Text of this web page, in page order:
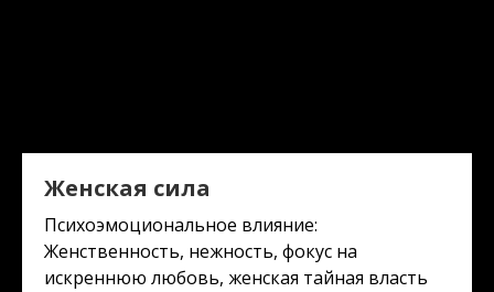
Женская сила
Психоэмоциональное влияние:
Женственность, нежность, фокус на
искреннюю любовь, женская тайная власть